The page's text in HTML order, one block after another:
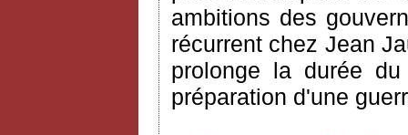
ambitions des
récurrent chez Jean
prolonge la durée
préparation d'une